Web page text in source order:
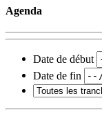
Agenda
Date de début
Date de fin